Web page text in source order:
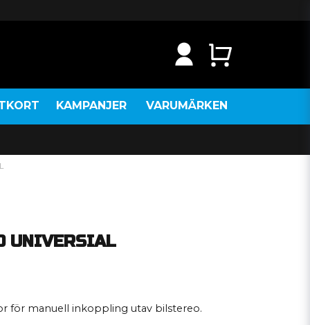
KAMPANJER VARUMÄRKEN
UNIVERSIAL
för manuell inkoppling utav bilstereo.